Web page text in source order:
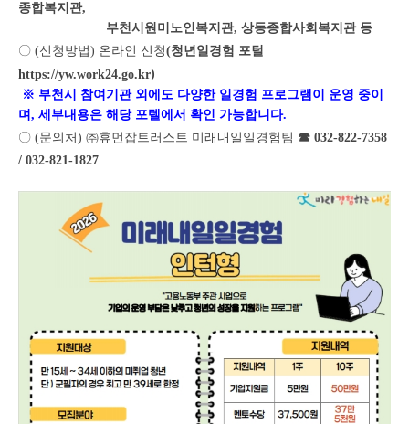
종합복지관,
부천시원미노인복지관, 상동종합사회복지관 등
〇 (신청방법) 온라인 신청(청년일경험 포털
https://yw.work24.go.kr)
※ 부천시 참여기관 외에도 다양한 일경험 프로그램이 운영 중이
며, 세부내용은 해당 포텔에서 확인 가능합니다.
〇 (문의처) ㈜휴먼잡트러스트 미래내일일경험팀 ☎ 032-822-7358
/ 032-821-1827